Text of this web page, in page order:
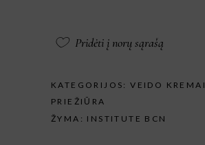
Pridėti į norų sąrašą
KATEGORIJOS:VEIDO KREMAI
PRIEŽIŪRA
ŽYMA: INSTITUTE BCN